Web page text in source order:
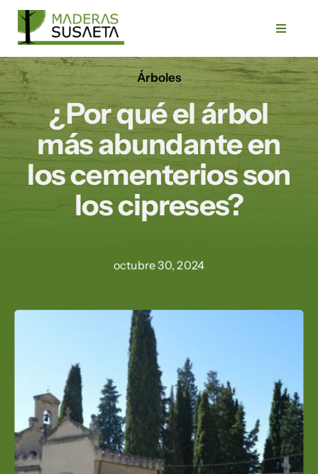
Saltar
contenido
Toggle
Inicio
Empresa
Servicios
Blog
Árboles
¿Por qué el árbol
más abundante en
los cementerios son
los cipreses?
octubre 30, 2024